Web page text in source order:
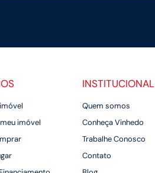
imóvel
INSTITUCIONAL
Quem somos
Conheça Vinhedo
Trabalhe Conosco
Contato